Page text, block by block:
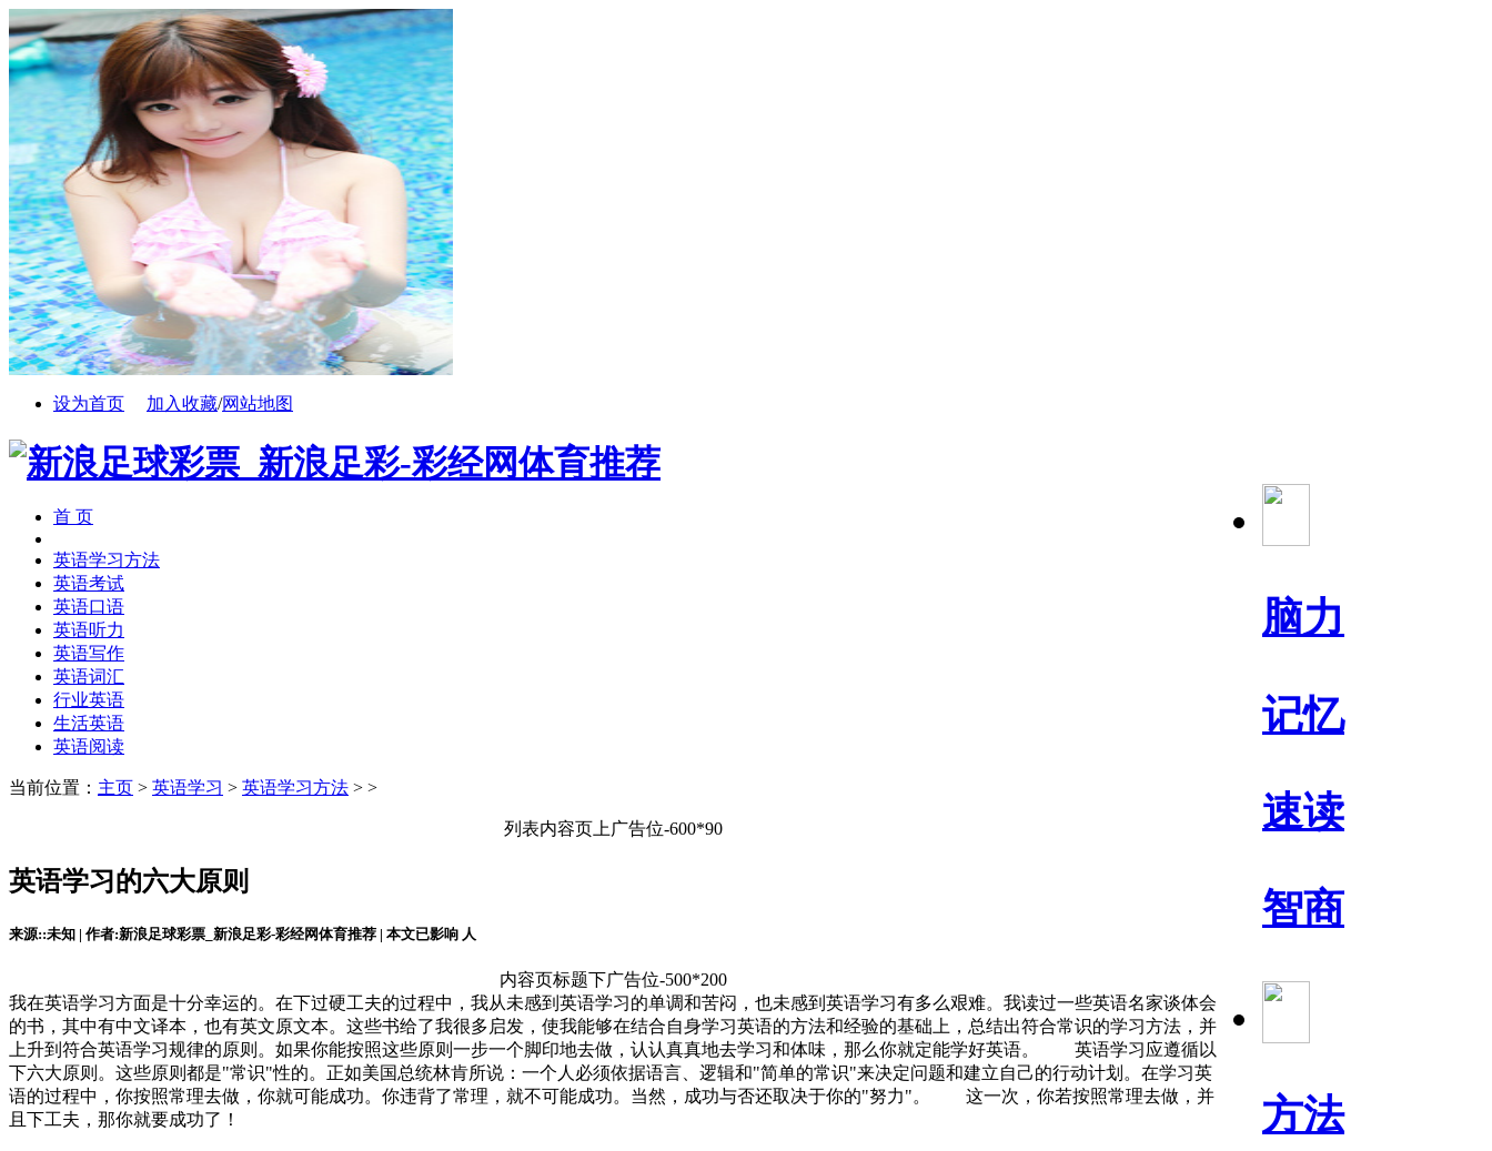
设为首页 加入收藏/网站地图
脑力
记忆
速读
智商
方法
首 页
英语学习方法
英语考试
英语口语
英语听力
英语写作
英语词汇
行业英语
生活英语
英语阅读
当前位置： 主页 > 英语学习 > 英语学习方法 > >
列表内容页上广告位-600*90
英语学习的六大原则
来源::未知 | 作者:新浪足球彩票_新浪足彩-彩经网体育推荐 | 本文已影响 人
内容页标题下广告位-500*200
我在英语学习方面是十分幸运的。在下过硬工夫的过程中，我从未感到英语学习的单调和苦闷，也未感到英语学习有多么艰难。我读过一些英语名家谈体会
的书，其中有中文译本，也有英文原文本。这些书给了我很多启发，使我能够在结合自身学习英语的方法和经验的基础上，总结出符合常识的学习方法，并
上升到符合英语学习规律的原则。如果你能按照这些原则一步一个脚印地去做，认认真真地去学习和体味，那么你就定能学好英语。 英语学习应遵循以
下六大原则。这些原则都是"常识"性的。正如美国总统林肯所说：一个人必须依据语言、逻辑和"简单的常识"来决定问题和建立自己的行动计划。在学习英
语的过程中，你按照常理去做，你就可能成功。你违背了常理，就不可能成功。当然，成功与否还取决于你的"努力"。 这一次，你若按照常理去做，并
且下工夫，那你就要成功了！